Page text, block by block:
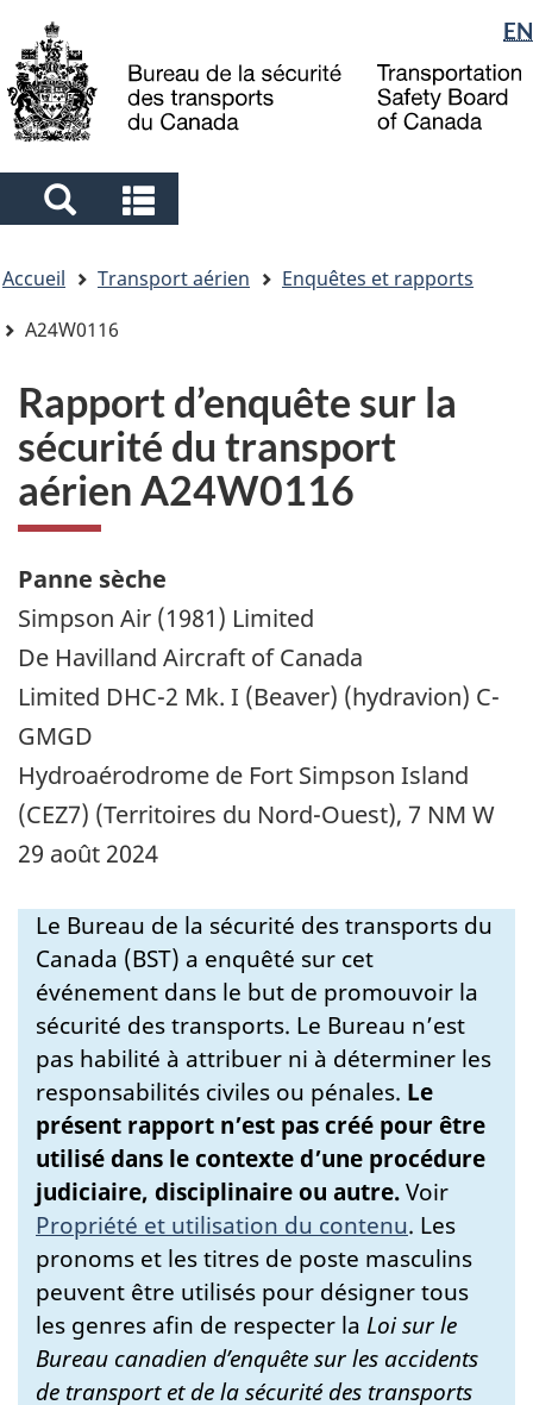
to
main
to
"About
government"
à
la
Sélection
de
la
langue
EN
Search
and
menus
and
menus
êtes
ici
Accueil Transport aérien
Enquêtes et rapports
A24W0116
Rapport d’enquête sur la
sécurité du transport
aérien A24W0116
Panne sèche
Simpson Air (1981) Limited
De Havilland Aircraft of Canada
Limited DHC-2 Mk. I (Beaver) (hydravion) C-
GMGD
Hydroaérodrome de Fort Simpson Island
(CEZ7) (Territoires du Nord-Ouest), 7 NM W
29 août 2024
Le Bureau de la sécurité des transports du
Canada (BST) a enquêté sur cet
événement dans le but de promouvoir la
sécurité des transports. Le Bureau n’est
pas habilité à attribuer ni à déterminer les
responsabilités civiles ou pénales. Le
présent rapport n’est pas créé pour être
utilisé dans le contexte d’une procédure
judiciaire, disciplinaire ou autre.Voir
Propriété et utilisation du contenu. Les
pronoms et les titres de poste masculins
peuvent être utilisés pour désigner tous
les genres afin de respecter la Loi sur le
Bureau canadien d’enquête sur les accidents
de transport et de la sécurité des transports